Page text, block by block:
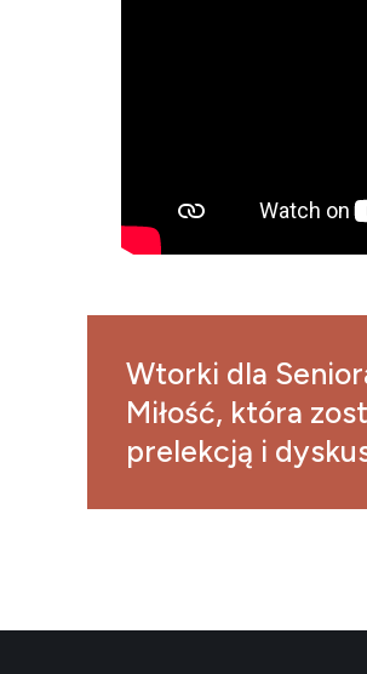
Wtorki dla
Miłość, która
prelekcją i